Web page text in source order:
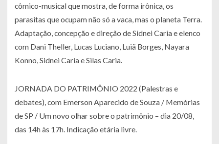
cômico-musical que mostra, de forma irônica, os
parasitas que ocupam não só a vaca, mas o planeta Terra.
Adaptação, concepção e direção de Sidnei Caria e elenco
com Dani Theller, Lucas Luciano, Luiã Borges, Nayara
Konno, Sidnei Caria e Silas Caria.
JORNADA DO PATRIMÔNIO 2022 (Palestras e
debates), com Emerson Aparecido de Souza / Memórias
de SP / Um novo olhar sobre o patrimônio – dia 20/08,
das 14h às 17h. Indicação etária livre.